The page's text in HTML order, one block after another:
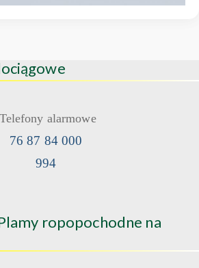
Telefony alarmowe
76 87 84 000
994
ropopochodne na